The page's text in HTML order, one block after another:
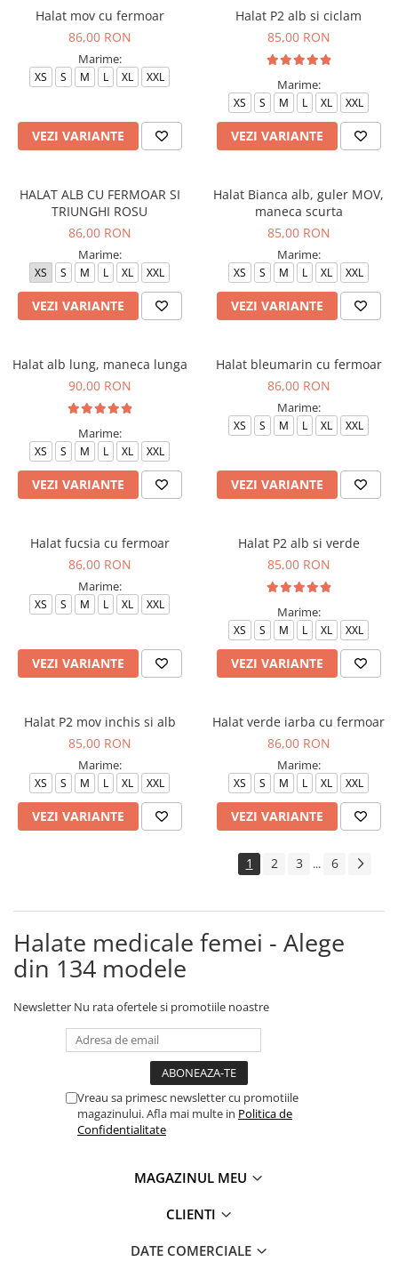
Halat mov cu fermoar
86,00 RON
Marime:
XS S M L XL XXL
VEZI VARIANTE
Halat P2 alb si ciclam
85,00 RON
Marime:
XS S M L XL XXL
VEZI VARIANTE
HALAT ALB CU FERMOAR SI
TRIUNGHI ROSU
86,00 RON
Marime:
XS S M L XL XXL
VEZI VARIANTE
Halat Bianca alb, guler MOV,
maneca scurta
85,00 RON
Marime:
XS S M L XL XXL
VEZI VARIANTE
Halat alb lung, maneca lunga
90,00 RON
Marime:
XS S M L XL XXL
VEZI VARIANTE
Halat bleumarin cu fermoar
86,00 RON
Marime:
XS S M L XL XXL
VEZI VARIANTE
Halat fucsia cu fermoar
86,00 RON
Marime:
XS S M L XL XXL
VEZI VARIANTE
Halat P2 alb si verde
85,00 RON
Marime:
XS S M L XL XXL
VEZI VARIANTE
Halat P2 mov inchis si alb
85,00 RON
Marime:
XS S M L XL XXL
VEZI VARIANTE
Halat verde iarba cu fermoar
86,00 RON
Marime:
XS S M L XL XXL
VEZI VARIANTE
1 2 3 ... 6
Halate medicale femei - Alege
din 134 modele
Newsletter Nu rata ofertele si promotiile noastre
Vreau sa primesc newsletter cu promotiile
magazinului. Afla mai multe in Politica de
Confidentialitate
MAGAZINUL MEU
CLIENTI
DATE COMERCIALE